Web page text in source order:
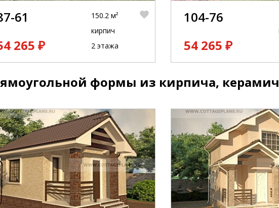
61
265 ₽
150.2 м²
кирпич
2 этажа
104-76
54 265 ₽
формы из кирпича,